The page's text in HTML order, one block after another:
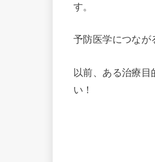
す。
予防医学につなが
以前、ある治療
い！